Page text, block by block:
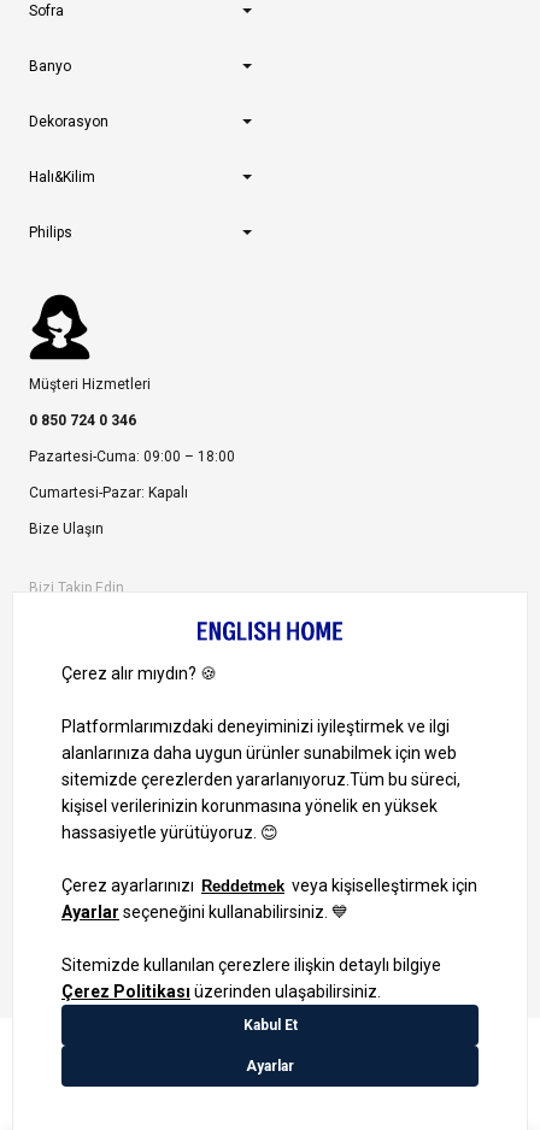
Sofra
Banyo
Dekorasyon
Halı&Kilim
Philips
Müşteri Hizmetleri
0 850 724 0 346
Pazartesi-Cuma: 09:00 – 18:00
Cumartesi-Pazar: Kapalı
Bize Ulaşın
Bizi Takip Edin
1000 TL ve Üzeri Alışverişlerinizde Kargo Bedava!
Bilgi Toplum Hizmetleri
KVKK Veri İşleme Politikamız
Site Haritası